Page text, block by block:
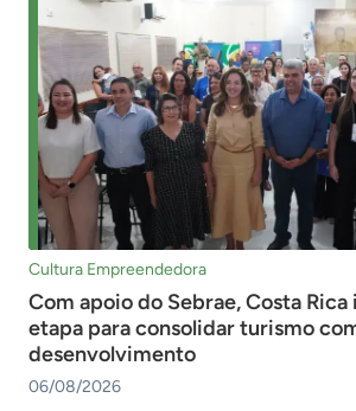
Cultura Empreendedora
Com apoio do Sebrae, Costa
etapa para consolidar turismo
desenvolvimento
06/08/2026